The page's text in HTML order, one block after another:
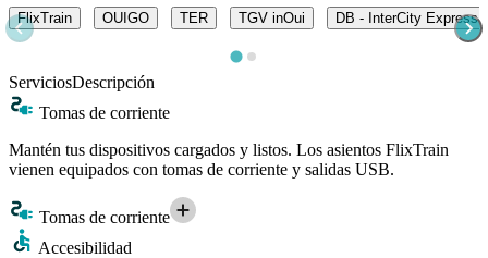
FlixTrain OUIGO TER TGV inOui DB - InterCity Express
ServiciosDescripción
Tomas de corriente
Mantén tus dispositivos cargados y listos. Los asientos FlixTrain
vienen equipados con tomas de corriente y salidas USB.
Tomas de corriente
Accesibilidad